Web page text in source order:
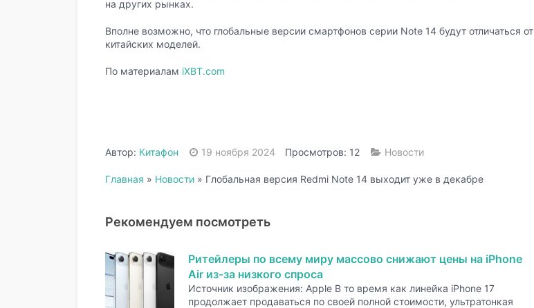
на других рынках.
Вполне возможно, что глобальные версии смартфонов серии Note 14 будут отличаться от
китайских моделей.
По материалам iXBT.com
Автор: Китафон 19 ноября 2024 Просмотров: 12 Новости
Главная » Новости » Глобальная версия Redmi Note 14 выходит уже в декабре
Рекомендуем посмотреть
Ритейлеры по всему миру массово снижают цены на iPhone
Air из-за низкого спроса
Источник изображения: Apple В то время как линейка iPhone 17
продолжает продаваться по своей полной стоимости, ультратонкая